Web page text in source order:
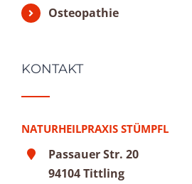
Osteopathie
KONTAKT
NATURHEILPRAXIS STÜMPFL
Passauer Str. 20
94104 Tittling